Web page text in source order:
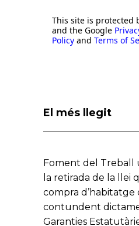
This site is protected
and the Google
Policy and Terms of
El més llegit
Foment del Treball
la retirada de la llei
compra d’habitatge
contundent
Garanties